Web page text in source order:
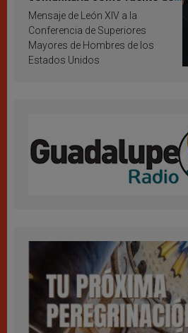
inspiración y santificación
Mensaje de León XIV a la
Conferencia de Superiores
Mayores de Hombres de los
Estados Unidos